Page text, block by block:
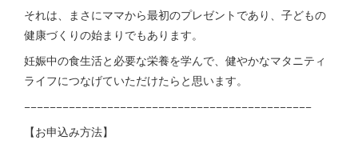
それは、まさにママから最初のプレゼントであり、子どもの
健康づくりの始まりでもあります。
妊娠中の食生活と必要な栄養を学んで、健やかなマタニティ
ライフにつなげていただけたらと思います。
−−−−−−−−−−−−−−−−−−−−−−−−−−−−−−−−−−−−−−−−−−−−−
【お申込み方法】